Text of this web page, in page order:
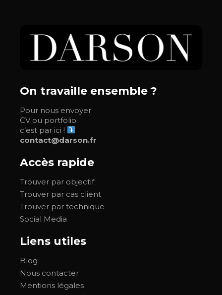
On travaille ensemble ?
Pour nous envoyer
CV ou portfolio
c’est par ici !
contact@darson.fr
Accès rapide
Trouver par objectif
Trouver par cas client
Trouver par technique
Social Media
Liens utiles
Blog
Nous contacter
Mentions légales